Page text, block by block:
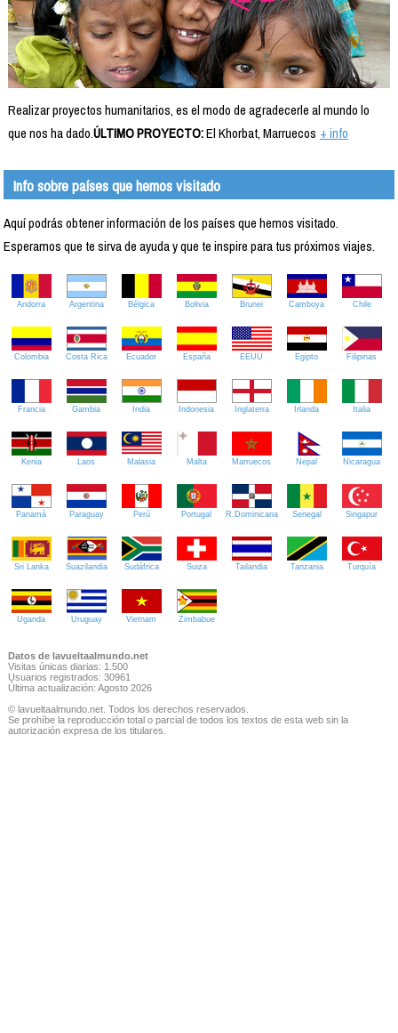
Realizar proyectos humanitarios, es el modo de agradecerle al mundo lo
que nos ha dado.ÚLTIMO PROYECTO:El Khorbat, Marruecos + info
Info sobre países que hemos visitado
Aquí podrás obtener información de los países que hemos visitado.
Esperamos que te sirva de ayuda y que te inspire para tus próximos viajes.
Andorra Argentina Bélgica Bolivia Brunei Camboya Chile
Colombia Costa Rica Ecuador España EEUU Egipto Filipinas
Francia Gambia India Indonesia Inglaterra Irlanda Italia
Kenia Laos Malasia Malta Marruecos Nepal Nicaragua
Panamá Paraguay Perú Portugal R.Dominicana Senegal Singapur
Sri Lanka Suazilandia Sudáfrica Suiza Tailandia Tanzania Turquía
Uganda Uruguay Vietnam Zimbabue
Datos de lavueltaalmundo.net
Visitas únicas diarias: 1.500
Usuarios registrados: 30961
Última actualización: Agosto 2026
© lavueltaalmundo.net. Todos los derechos reservados.
Se prohíbe la reproducción total o parcial de todos los textos de esta web sin la
autorización expresa de los titulares.